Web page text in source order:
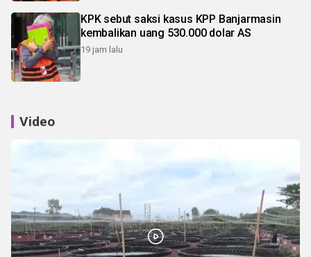
KPK sebut saksi kasus KPP Banjarmasin
kembalikan uang 530.000 dolar AS
19 jam lalu
Video